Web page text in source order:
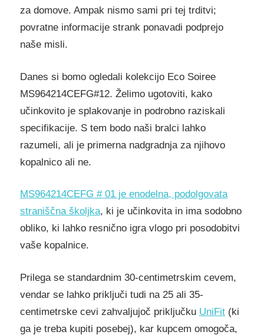
za domove. Ampak nismo sami pri tej trditvi;
povratne informacije strank ponavadi podprejo
naše misli.
Danes si bomo ogledali kolekcijo Eco Soiree
MS964214CEFG#12. Želimo ugotoviti, kako
učinkovito je splakovanje in podrobno raziskali
specifikacije. S tem bodo naši bralci lahko
razumeli, ali je primerna nadgradnja za njihovo
kopalnico ali ne.
MS964214CEFG # 01 je enodelna, podolgovata
straniščna školjka, ki je učinkovita in ima sodobno
obliko, ki lahko resnično igra vlogo pri posodobitvi
vaše kopalnice.
Prilega se standardnim 30-centimetrskim cevem,
vendar se lahko priključi tudi na 25 ali 35-
centimetrske cevi zahvaljujoč priključku UniFit (ki
ga je treba kupiti posebej), kar kupcem omogoča,